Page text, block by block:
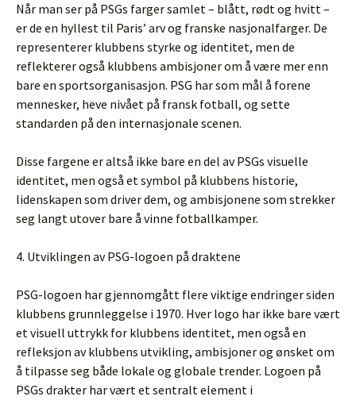
Når man ser på PSGs farger samlet – blått, rødt og hvitt –
er de en hyllest til Paris’ arv og franske nasjonalfarger. De
representerer klubbens styrke og identitet, men de
reflekterer også klubbens ambisjoner om å være mer enn
bare en sportsorganisasjon. PSG har som mål å forene
mennesker, heve nivået på fransk fotball, og sette
standarden på den internasjonale scenen.
Disse fargene er altså ikke bare en del av PSGs visuelle
identitet, men også et symbol på klubbens historie,
lidenskapen som driver dem, og ambisjonene som strekker
seg langt utover bare å vinne fotballkamper.
4. Utviklingen av PSG-logoen på draktene
PSG-logoen har gjennomgått flere viktige endringer siden
klubbens grunnleggelse i 1970. Hver logo har ikke bare vært
et visuell uttrykk for klubbens identitet, men også en
refleksjon av klubbens utvikling, ambisjoner og ønsket om
å tilpasse seg både lokale og globale trender. Logoen på
PSGs drakter har vært et sentralt element i